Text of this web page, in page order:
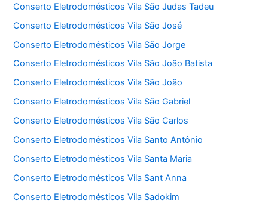
Conserto Eletrodomésticos Vila São Judas Tadeu
Conserto Eletrodomésticos Vila São José
Conserto Eletrodomésticos Vila São Jorge
Conserto Eletrodomésticos Vila São João Batista
Conserto Eletrodomésticos Vila São João
Conserto Eletrodomésticos Vila São Gabriel
Conserto Eletrodomésticos Vila São Carlos
Conserto Eletrodomésticos Vila Santo Antônio
Conserto Eletrodomésticos Vila Santa Maria
Conserto Eletrodomésticos Vila Sant Anna
Conserto Eletrodomésticos Vila Sadokim